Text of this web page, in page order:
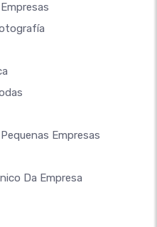
Empresas
Da Empresa